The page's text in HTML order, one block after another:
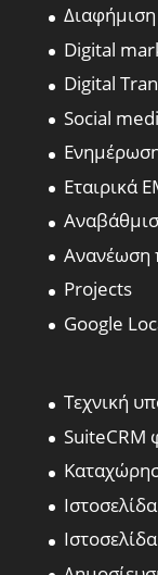
Digital
Digital
Social
Εταιρικά
Ανανέωση
Projects
Google
Τεχνική
SuiteCRM